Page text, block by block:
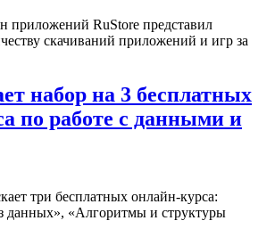
приложений RuStore представил
скачиваний приложений и игр за
набор на 3 бесплатных
по работе с данными и
три бесплатных онлайн-курса:
данных», «Алгоритмы и структуры